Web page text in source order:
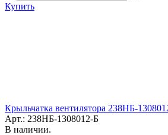
Купить
Крыльчатка вентилятора 238НБ-
Арт.: 238НБ-1308012-Б
В наличии.